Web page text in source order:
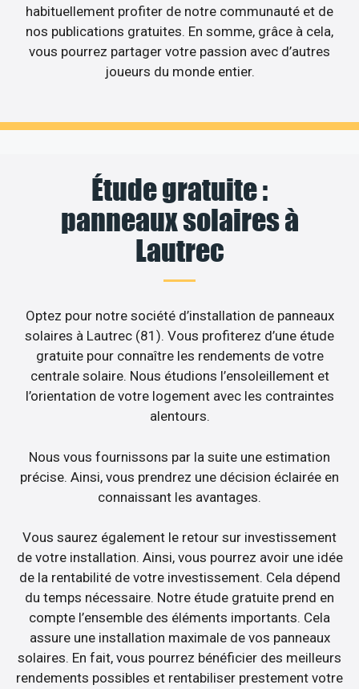
habituellement profiter de notre communauté et de
nos publications gratuites. En somme, grâce à cela,
vous pourrez partager votre passion avec d’autres
joueurs du monde entier.
Étude gratuite :
panneaux solaires à
Lautrec
Optez pour notre société d’installation de panneaux
solaires à Lautrec (81). Vous profiterez d’une étude
gratuite pour connaître les rendements de votre
centrale solaire. Nous étudions l’ensoleillement et
l’orientation de votre logement avec les contraintes
alentours.
Nous vous fournissons par la suite une estimation
précise. Ainsi, vous prendrez une décision éclairée en
connaissant les avantages.
Vous saurez également le retour sur investissement
de votre installation. Ainsi, vous pourrez avoir une idée
de la rentabilité de votre investissement. Cela dépend
du temps nécessaire. Notre étude gratuite prend en
compte l’ensemble des éléments importants. Cela
assure une installation maximale de vos panneaux
solaires. En fait, vous pourrez bénéficier des meilleurs
rendements possibles et rentabiliser prestement votre